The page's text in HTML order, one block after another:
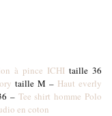
à pince ICHI taille 36
taille M – Haut everly
– Tee shirt homme Polo
en coton